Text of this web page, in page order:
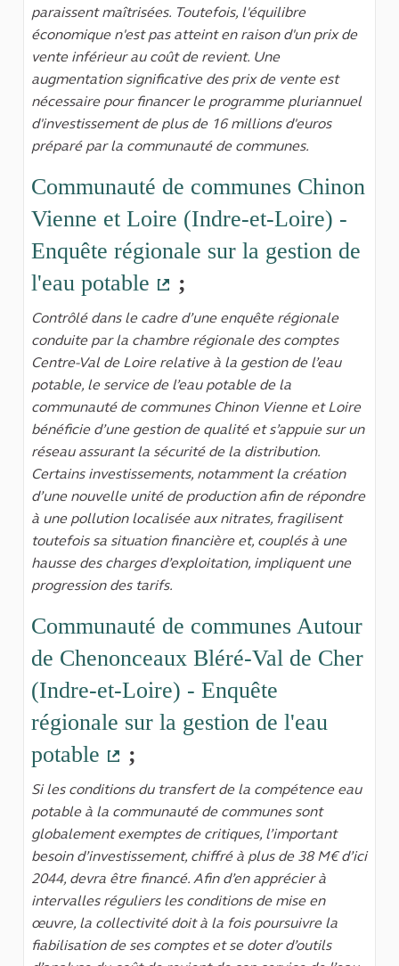
paraissent maîtrisées. Toutefois, l'équilibre
économique n'est pas atteint en raison d'un prix de
vente inférieur au coût de revient. Une
augmentation significative des prix de vente est
nécessaire pour financer le programme pluriannuel
d'investissement de plus de 16 millions d'euros
préparé par la communauté de communes.
Communauté de communes Chinon
Vienne et Loire (Indre-et-Loire) -
Enquête régionale sur la gestion de
l'eau potable
(Lien externe)
;
Contrôlé dans le cadre d’une enquête régionale
conduite par la chambre régionale des comptes
Centre-Val de Loire relative à la gestion de l’eau
potable, le service de l’eau potable de la
communauté de communes Chinon Vienne et Loire
bénéficie d’une gestion de qualité et s’appuie sur un
réseau assurant la sécurité de la distribution.
Certains investissements, notamment la création
d’une nouvelle unité de production afin de répondre
à une pollution localisée aux nitrates, fragilisent
toutefois sa situation financière et, couplés à une
hausse des charges d’exploitation, impliquent une
progression des tarifs.
Communauté de communes Autour
de Chenonceaux Bléré-Val de Cher
(Indre-et-Loire) - Enquête
régionale sur la gestion de l'eau
potable
(Lien externe)
;
Si les conditions du transfert de la compétence eau
potable à la communauté de communes sont
globalement exemptes de critiques, l’important
besoin d’investissement, chiffré à plus de 38 M€ d’ici
2044, devra être financé. Afin d’en apprécier à
intervalles réguliers les conditions de mise en
œuvre, la collectivité doit à la fois poursuivre la
fiabilisation de ses comptes et se doter d’outils